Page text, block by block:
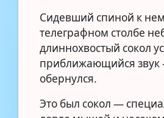
Сидевший спиной к
телеграфном столбе
длиннохвостый сокол
приближающийся
обернулся.
Это был сокол —